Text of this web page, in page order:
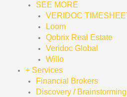
SEE MORE
VERIDOC
Loom
Qobrix Real Estate
Veridoc Global
Willo
+ Services
Financial Brokers
Discovery / Brainstorming